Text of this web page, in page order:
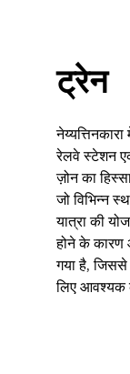
ट्रेन
रेलवे स्टेशन
ज़ोन का
जो विभिन्न
यात्रा की
होने के कारण
गया है, जिससे
लिए आवश्यक